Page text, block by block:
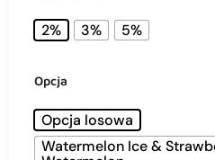
2% 3% 5%
Opcja
Opcja losowa
Watermelon Ice &